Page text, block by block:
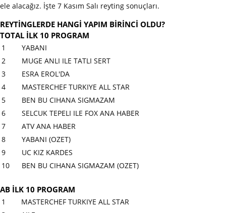
ele alacağız. İşte 7 Kasım Salı reyting sonuçları.
REYTİNGLERDE HANGİ YAPIM BİRİNCİ OLDU?
TOTAL İLK 10 PROGRAM
1
YABANI
2
MUGE ANLI ILE TATLI SERT
3
ESRA EROL'DA
4
MASTERCHEF TURKIYE ALL STAR
5
BEN BU CIHANA SIGMAZAM
6
SELCUK TEPELI ILE FOX ANA HABER
7
ATV ANA HABER
8
YABANI (OZET)
9
UC KIZ KARDES
10
BEN BU CIHANA SIGMAZAM (OZET)
AB İLK 10 PROGRAM
1
MASTERCHEF TURKIYE ALL STAR